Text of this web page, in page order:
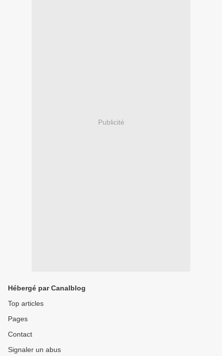
Publicité
Hébergé par Canalblog
Top articles
Pages
Contact
Signaler un abus